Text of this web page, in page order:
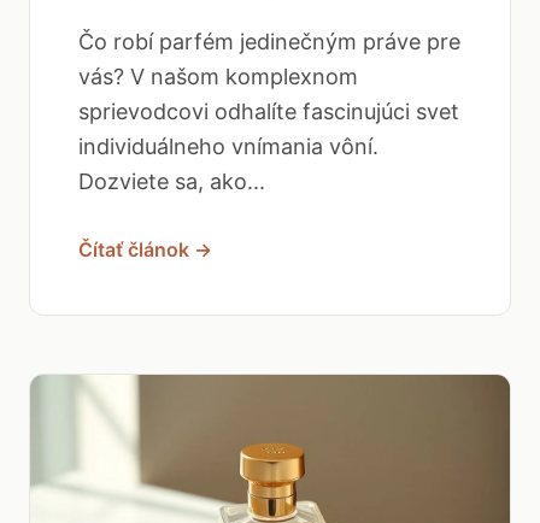
Čo robí parfém jedinečným práve pre
vás? V našom komplexnom
sprievodcovi odhalíte fascinujúci svet
individuálneho vnímania vôní.
Dozviete sa, ako...
Čítať článok →